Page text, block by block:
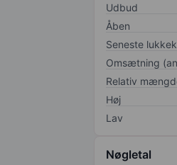
Udbud
Åben
Seneste
Omsætning
Relativ
Høj
Lav
Nøgletal